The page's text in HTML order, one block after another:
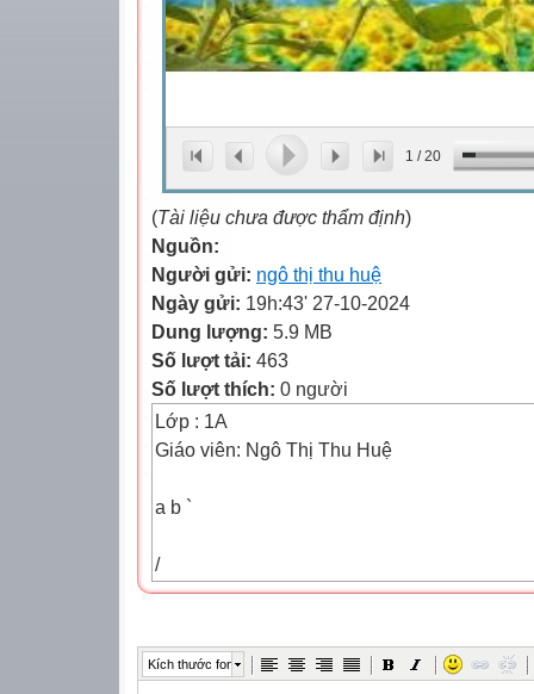
1 /20
(Tài liệu chưa được thẩm định)
Nguồn:
Người gửi: ngô thị thu huệ
Ngày gửi: 19h:43' 27-10-2024
Dung lượng: 5.9 MB
Số lượt tải: 463
Số lượt thích: 0 người
Lớp : 1A
Giáo viên: Ngô Thị Thu Huệ
a b `
/
c
Kích thước font